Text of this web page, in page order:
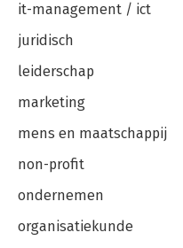
it-management / ict
juridisch
leiderschap
marketing
mens en maatschappij
non-profit
ondernemen
organisatiekunde